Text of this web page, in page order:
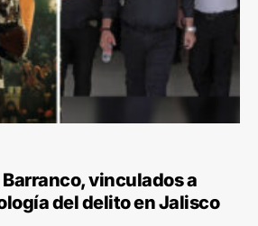
vinculados a
del delito en Jalisco